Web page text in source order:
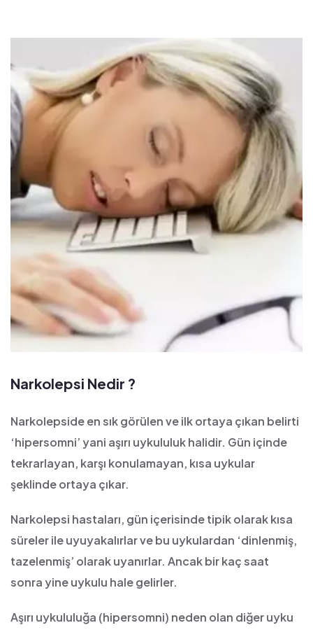
Narkolepsi Nedir ?
Narkolepside en sık görülen ve ilk ortaya çıkan belirti
‘hipersomni’ yani aşırı uykululuk halidir. Gün içinde
tekrarlayan, karşı konulamayan, kısa uykular
şeklinde ortaya çıkar.
Narkolepsi hastaları, gün içerisinde tipik olarak kısa
süreler ile uyuyakalırlar ve bu uykulardan ‘dinlenmiş,
tazelenmiş’ olarak uyanırlar. Ancak bir kaç saat
sonra yine uykulu hale gelirler.
Aşırı uykululuğa (hipersomni) neden olan diğer uyku